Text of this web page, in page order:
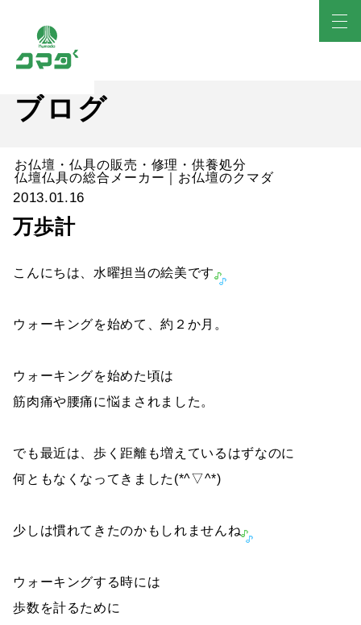
ブログ
お仏壇・仏具の販売・修理・供養処分
仏壇仏具の総合メーカー｜お仏壇のクマダ
2013.01.16
万歩計
こんにちは、水曜担当の絵美です
ウォーキングを始めて、約２か月。
ウォーキングを始めた頃は
筋肉痛や腰痛に悩まされました。
でも最近は、歩く距離も増えているはずなのに
何ともなくなってきました(*^▽^*)
少しは慣れてきたのかもしれませんね
ウォーキングする時には
歩数を計るために